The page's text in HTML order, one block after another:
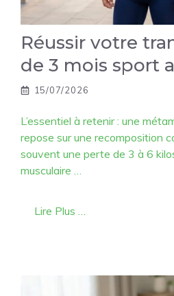
Réussir votre
de 3 mois sport
15/07/2026
L’essentiel à retenir : une
repose sur une recomposition
souvent une perte de 3 à 6
musculaire …
Lire Plus …